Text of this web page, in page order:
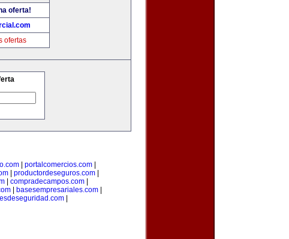
oferta!
ofertas
portalcomercios.com
productordeseguros.com
| compradecampos.com|
basesempresariales.com
|